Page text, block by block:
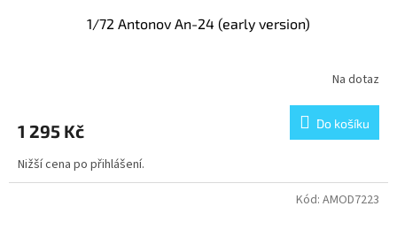
1/72 Antonov An-24 (early version)
Na dotaz
1 295 Kč Do košíku
Nižší cena po přihlášení.
Kód: AMOD7223